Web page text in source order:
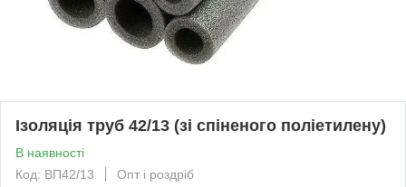
Ізоляція труб 42/13 (зі спіненого поліетилену)
В наявності
Код: ВП42/13
Опт і роздріб